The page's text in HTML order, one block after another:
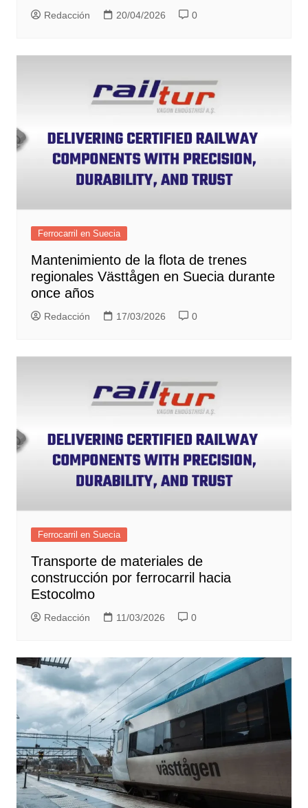
Redacción 20/04/2026 0
Ferrocarril en Suecia
Mantenimiento de la flota de trenes
regionales Västtågen en Suecia durante
once años
Redacción 17/03/2026 0
Ferrocarril en Suecia
Transporte de materiales de
construcción por ferrocarril hacia
Estocolmo
Redacción 11/03/2026 0